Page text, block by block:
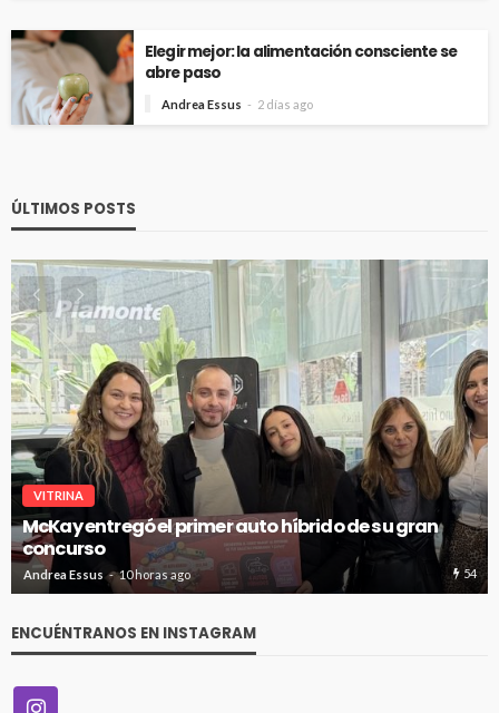
Elegir mejor: la alimentación consciente se
abre paso
Andrea Essus 2 días ago
ÚLTIMOS POSTS
VITRINA
McKay entregó el primer auto híbrido de su gran
concurso
Andrea Essus 10 horas ago 54
ENCUÉNTRANOS EN INSTAGRAM